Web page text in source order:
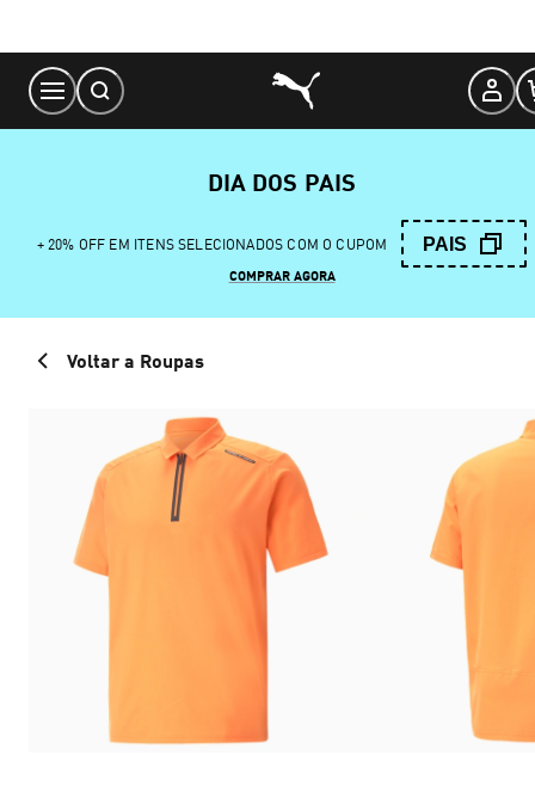
Content
DIA DOS PAIS
+ 20% OFF EM ITENS SELECIONADOS COM O CUPOM PAIS
COMPRAR AGORA
Voltar a Roupas